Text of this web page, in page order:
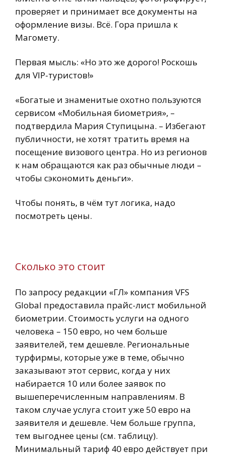
проверяет и принимает все документы на
оформление визы. Всё. Гора пришла к
Магомету.
Первая мысль: «Но это же дорого! Роскошь
для VIP-туристов!»
«Богатые и знаменитые охотно пользуются
сервисом «Мобильная биометрия», –
подтвердила Мария Ступицына. – Избегают
публичности, не хотят тратить время на
посещение визового центра. Но из регионов
к нам обращаются как раз обычные люди –
чтобы сэкономить деньги».
Чтобы понять, в чём тут логика, надо
посмотреть цены.
Сколько это стоит
По запросу редакции «ГЛ» компания VFS
Global предоставила прайс-лист мобильной
биометрии. Стоимость услуги на одного
человека – 150 евро, но чем больше
заявителей, тем дешевле. Региональные
турфирмы, которые уже в теме, обычно
заказывают этот сервис, когда у них
набирается 10 или более заявок по
вышеперечисленным направлениям. В
таком случае услуга стоит уже 50 евро на
заявителя и дешевле. Чем больше группа,
тем выгоднее цены (см. таблицу).
Минимальный тариф 40 евро действует при